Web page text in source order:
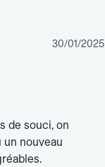
30/01/2025
de souci, on
nouveau